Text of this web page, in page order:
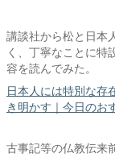
講談社から松と日本
く、丁寧なことに特
容を読んでみた。
日本人には特別な存
き明かす｜今日のお
古事記等の仏教伝来